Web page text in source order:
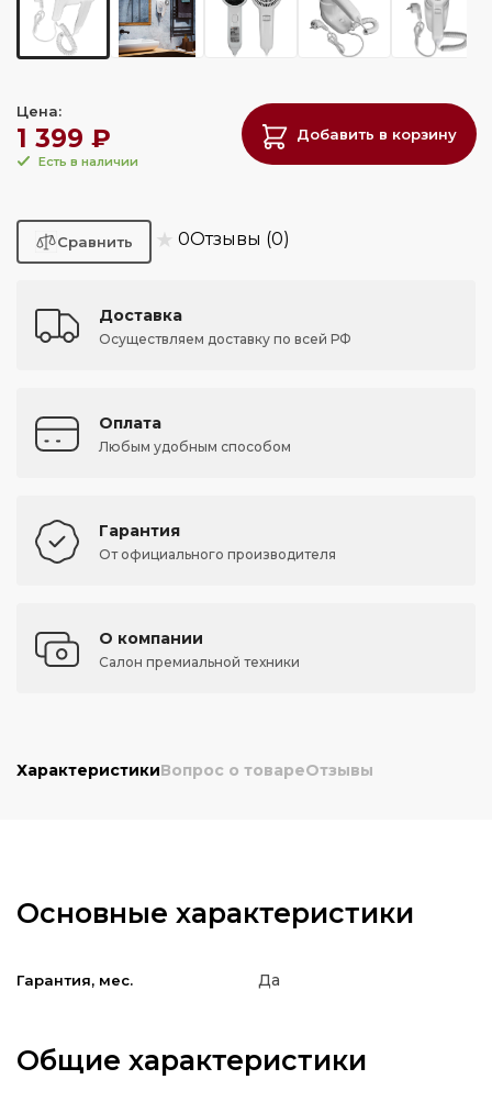
Цена:
1 399 ₽
Есть в наличии
Добавить в корзину
★ 0Отзывы (0)
Доставка
Осуществляем доставку по всей РФ
Оплата
Любым удобным способом
Гарантия
От официального производителя
О компании
Салон премиальной техники
ХарактеристикиВопрос о товареОтзывы
Основные характеристики
Гарантия, мес. Да
Общие характеристики